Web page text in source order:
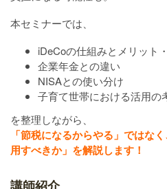
本セミナーでは、
iDeCoの仕組みとメリット
企業年金との違い
NISAとの使い分け
子育て世帯における活用の
を整理しながら、
「節税になるからやる」ではな
用すべきか」を解説します！